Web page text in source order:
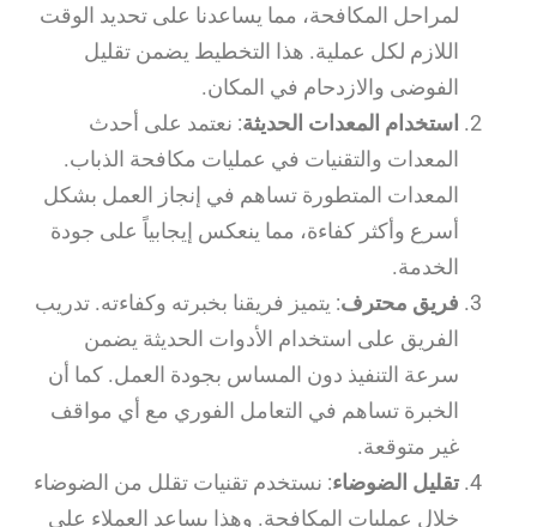
لمراحل المكافحة، مما يساعدنا على تحديد الوقت
اللازم لكل عملية. هذا التخطيط يضمن تقليل
الفوضى والازدحام في المكان.
استخدام المعدات الحديثة: نعتمد على أحدث
المعدات والتقنيات في عمليات مكافحة الذباب.
المعدات المتطورة تساهم في إنجاز العمل بشكل
أسرع وأكثر كفاءة، مما ينعكس إيجابياً على جودة
الخدمة.
فريق محترف: يتميز فريقنا بخبرته وكفاءته. تدريب
الفريق على استخدام الأدوات الحديثة يضمن
سرعة التنفيذ دون المساس بجودة العمل. كما أن
الخبرة تساهم في التعامل الفوري مع أي مواقف
غير متوقعة.
تقليل الضوضاء: نستخدم تقنيات تقلل من الضوضاء
خلال عمليات المكافحة. وهذا يساعد العملاء على